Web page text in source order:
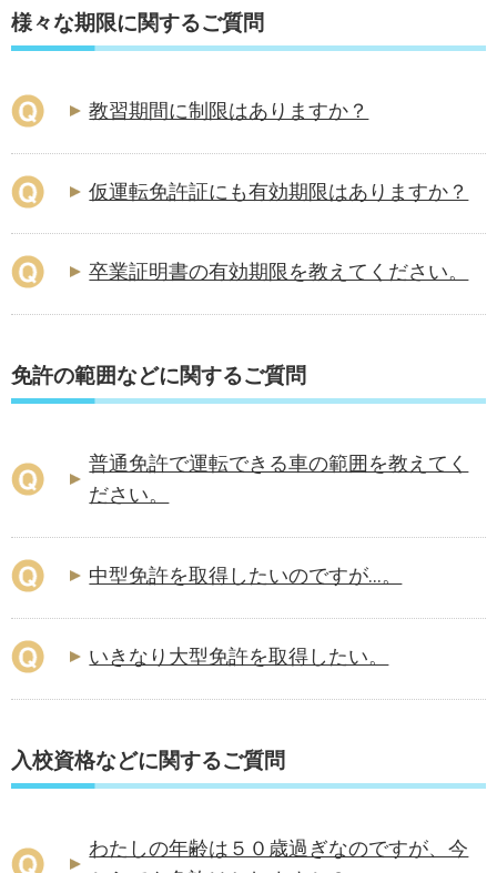
様々な期限に関するご質問
教習期間に制限はありますか？
仮運転免許証にも有効期限はありますか？
卒業証明書の有効期限を教えてください。
免許の範囲などに関するご質問
普通免許で運転できる車の範囲を教えてく
ださい。
中型免許を取得したいのですが...。
いきなり大型免許を取得したい。
入校資格などに関するご質問
わたしの年齢は５０歳過ぎなのですが、今